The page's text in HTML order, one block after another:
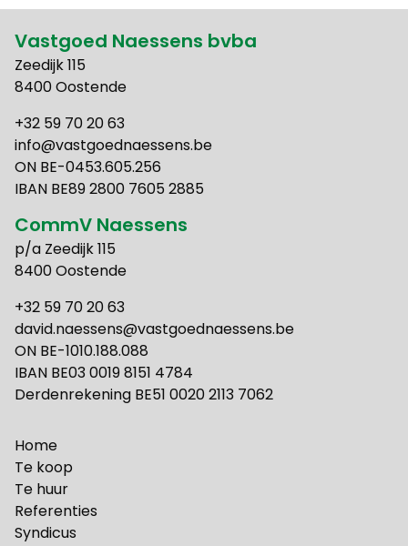
Vastgoed Naessens bvba
Zeedijk 115
8400 Oostende
+32 59 70 20 63
info@vastgoednaessens.be
ON BE-0453.605.256
IBAN BE89 2800 7605 2885
CommV Naessens
p/a Zeedijk 115
8400 Oostende
+32 59 70 20 63
david.naessens@vastgoednaessens.be
ON BE-1010.188.088
IBAN BE03 0019 8151 4784
Derdenrekening BE51 0020 2113 7062
Home
Te koop
Te huur
Referenties
Syndicus